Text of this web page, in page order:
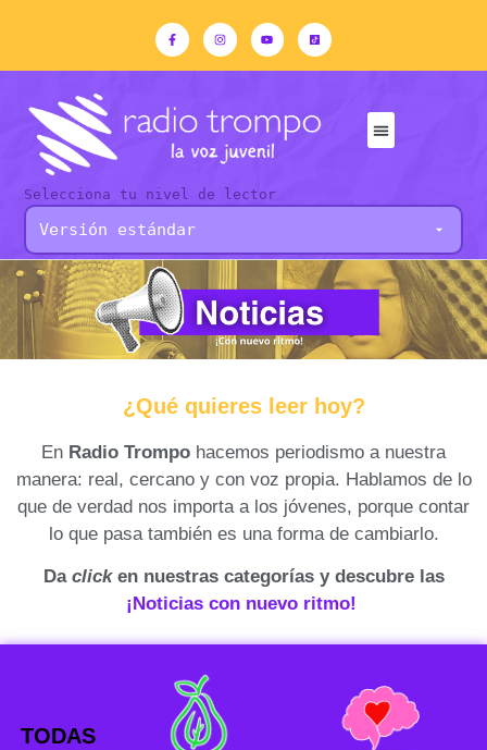
Selecciona tu nivel de lector
¿Qué quieres leer hoy?
En Radio Trompo hacemos periodismo a nuestra
manera: real, cercano y con voz propia. Hablamos de lo
que de verdad nos importa a los jóvenes, porque contar
lo que pasa también es una forma de cambiarlo.
Da clicken nuestras categorías y descubre las
¡Noticias con nuevo ritmo!
TODAS